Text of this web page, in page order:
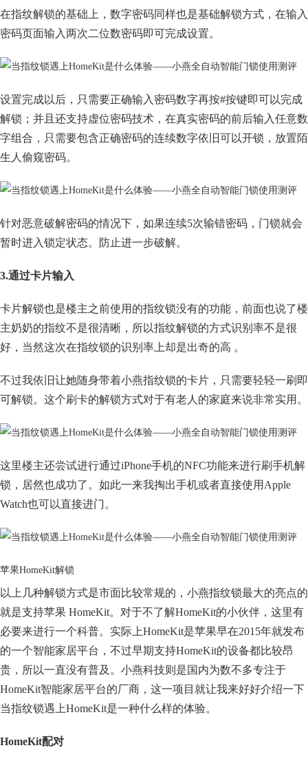
在指纹解锁的基础上，数字密码同样也是基础解锁方式，在输入
密码页面输入两次二位数密码即可完成设置。
设置完成以后，只需要正确输入密码数字再按#按键即可以完成
解锁；并且还支持虚位密码技术，在真实密码的前后输入任意数
字组合，只需要包含正确密码的连续数字依旧可以开锁，放置陌
生人偷窥密码。
针对恶意破解密码的情况下，如果连续5次输错密码，门锁就会
暂时进入锁定状态。防止进一步破解。
3.通过卡片输入
卡片解锁也是楼主之前使用的指纹锁没有的功能，前面也说了楼
主奶奶的指纹不是很清晰，所以指纹解锁的方式识别率不是很
好，当然这次在指纹锁的识别率上却是出奇的高 。
不过我依旧让她随身带着小燕指纹锁的卡片，只需要轻轻一刷即
可解锁。这个刷卡的解锁方式对于有老人的家庭来说非常实用。
这里楼主还尝试进行通过iPhone手机的NFC功能来进行刷手机解
锁，居然也成功了。如此一来我掏出手机或者直接使用Apple
Watch也可以直接进门。
苹果HomeKit解锁
以上几种解锁方式是市面比较常规的，小燕指纹锁最大的亮点的
就是支持苹果 HomeKit。对于不了解HomeKit的小伙伴，这里有
必要来进行一个科普。实际上HomeKit是苹果早在2015年就发布
的一个智能家居平台，不过早期支持HomeKit的设备都比较昂
贵，所以一直没有普及。小燕科技则是国内为数不多专注于
HomeKit智能家居平台的厂商，这一项目就让我来好好介绍一下
当指纹锁遇上HomeKit是一种什么样的体验。
HomeKit配对